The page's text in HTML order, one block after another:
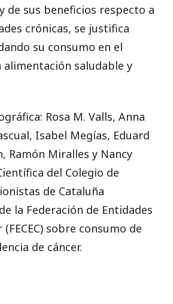
de sus beneficios respecto a
crónicas, se justifica
su consumo en el
saludable y
Rosa M. Valls, Anna
Isabel Megías, Eduard
Ramón Miralles y Nancy
del Colegio de
de Cataluña
la Federación de Entidades
sobre consumo de
de cáncer.